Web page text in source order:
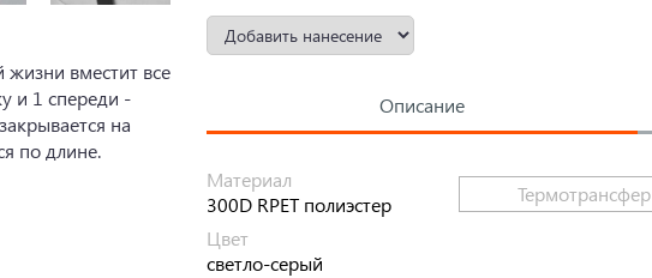
жизни вместит все
и 1 спереди -
на
по длине.
Описание
Материал
300D RPET полиэстер
Цвет
светло-серый
Термотрансфер